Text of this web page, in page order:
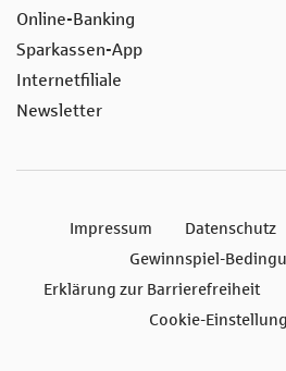
Online-Banking
Sparkassen-App
Internetfiliale
Newsletter
Impressum Datenschutz
Gewinnspiel-
Erklärung zur Barrierefreiheit
Cookie-